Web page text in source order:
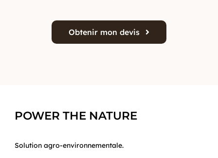
Obtenir mon devis
POWER THE NATURE
Solution agro-environnementale.